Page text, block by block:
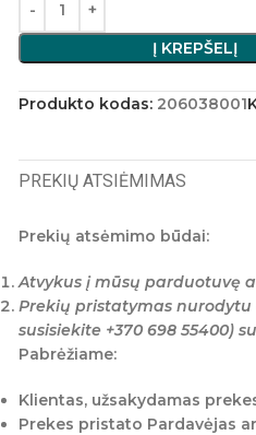
Į KREPŠELĮ
Produkto kodas: 206038001
PREKIŲ ATSIĖMIMAS
Prekių atsėmimo būdai:
Atvykus į mūsų parduotuvę
Prekių pristatymas
susisiekite +370 698 55400)
Pabrėžiame:
Klientas, užsakydamas
Prekes pristato Pardavėjas